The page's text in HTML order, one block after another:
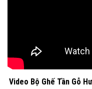
Video Bộ Ghế Tần Gỗ